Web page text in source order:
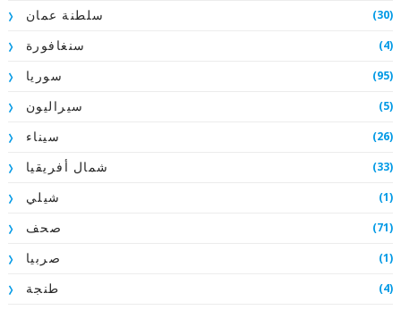
سلطنة عمان (30)
سنغافورة (4)
سوريا (95)
سيراليون (5)
سيناء (26)
شمال أفريقيا (33)
شيلي (1)
صحف (71)
صربيا (1)
طنجة (4)